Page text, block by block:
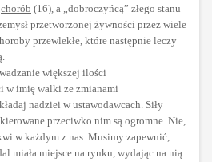
chorób (16), a „dobroczyńcą” złego stanu
przetworzonej żywności przez wiele
przewlekłe, które następnie leczy
większej ilości
w imię walki ze zmianami
nadziei w ustawodawcach. Siły
przeciwko nim są ogromne. Nie,
w każdym z nas. Musimy zapewnić,
miała miejsce na rynku, wydając na nią